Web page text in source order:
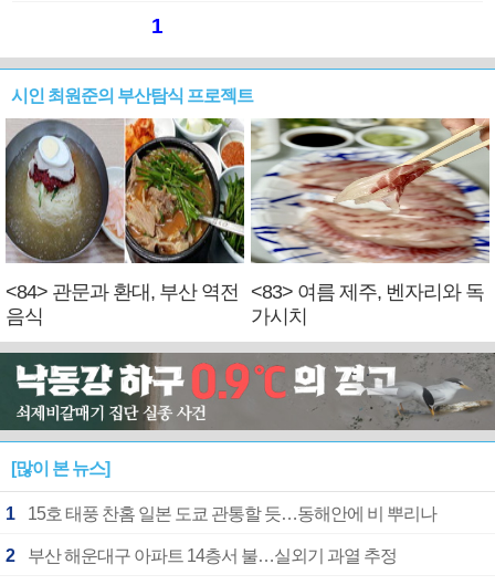
1
시인 최원준의 부산탐식 프로젝트
<84> 관문과 환대, 부산 역전
음식
<83> 여름 제주, 벤자리와 독
가시치
[많이 본 뉴스]
1 15호 태풍 찬홈 일본 도쿄 관통할 듯…동해안에 비 뿌리나
2 부산 해운대구 아파트 14층서 불…실외기 과열 추정